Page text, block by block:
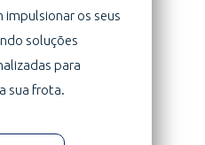
os seus
soluções
para
sua frota.